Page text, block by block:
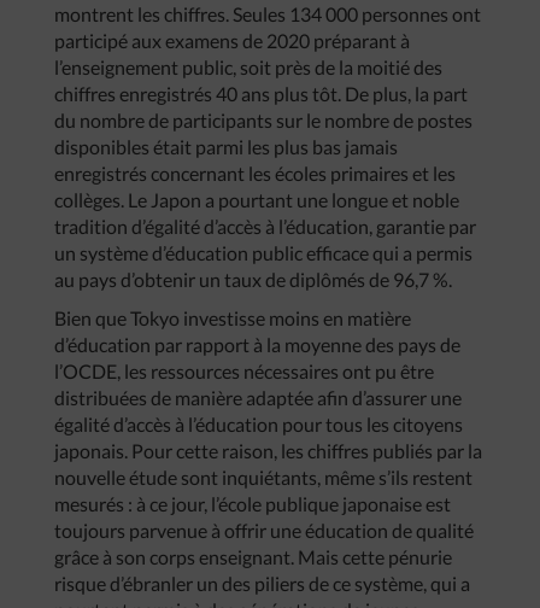
montrent les chiffres. Seules 134 000 personnes ont
participé aux examens de 2020 préparant à
l’enseignement public, soit près de la moitié des
chiffres enregistrés 40 ans plus tôt. De plus, la part
du nombre de participants sur le nombre de postes
disponibles était parmi les plus bas jamais
enregistrés concernant les écoles primaires et les
collèges. Le Japon a pourtant une longue et noble
tradition d’égalité d’accès à l’éducation, garantie par
un système d’éducation public efficace qui a permis
au pays d’obtenir un taux de diplômés de 96,7 %.
Bien que Tokyo investisse moins en matière
d’éducation par rapport à la moyenne des pays de
l’OCDE, les ressources nécessaires ont pu être
distribuées de manière adaptée afin d’assurer une
égalité d’accès à l’éducation pour tous les citoyens
japonais. Pour cette raison, les chiffres publiés par la
nouvelle étude sont inquiétants, même s’ils restent
mesurés : à ce jour, l’école publique japonaise est
toujours parvenue à offrir une éducation de qualité
grâce à son corps enseignant. Mais cette pénurie
risque d’ébranler un des piliers de ce système, qui a